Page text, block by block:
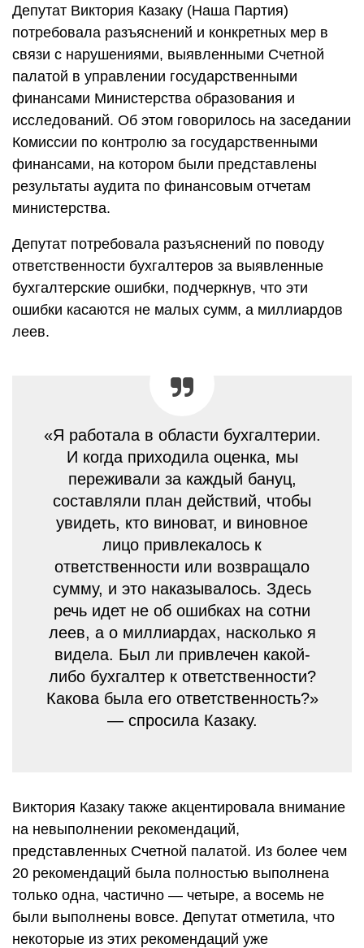
Депутат Виктория Казаку (Наша Партия)
потребовала разъяснений и конкретных мер в
связи с нарушениями, выявленными Счетной
палатой в управлении государственными
финансами Министерства образования и
исследований. Об этом говорилось на заседании
Комиссии по контролю за государственными
финансами, на котором были представлены
результаты аудита по финансовым отчетам
министерства.
Депутат потребовала разъяснений по поводу
ответственности бухгалтеров за выявленные
бухгалтерские ошибки, подчеркнув, что эти
ошибки касаются не малых сумм, а миллиардов
леев.
«Я работала в области бухгалтерии.
И когда приходила оценка, мы
переживали за каждый бануц,
составляли план действий, чтобы
увидеть, кто виноват, и виновное
лицо привлекалось к
ответственности или возвращало
сумму, и это наказывалось. Здесь
речь идет не об ошибках на сотни
леев, а о миллиардах, насколько я
видела. Был ли привлечен какой-
либо бухгалтер к ответственности?
Какова была его ответственность?»
— спросила Казаку.
Виктория Казаку также акцентировала внимание
на невыполнении рекомендаций,
представленных Счетной палатой. Из более чем
20 рекомендаций была полностью выполнена
только одна, частично — четыре, а восемь не
были выполнены вовсе. Депутат отметила, что
некоторые из этих рекомендаций уже